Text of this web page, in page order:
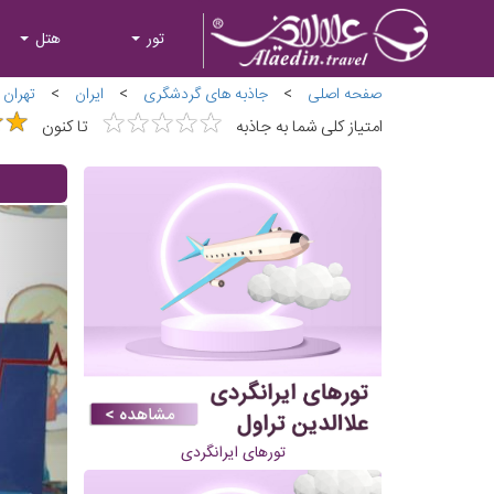
تور هتل
صفحه اصلی > جاذبه های گردشگری > ایران > تهران
امتیاز کلی شما به جاذبه ★★★★★
★★★★★ تا کنون ★
★
تورهای ایرانگردی